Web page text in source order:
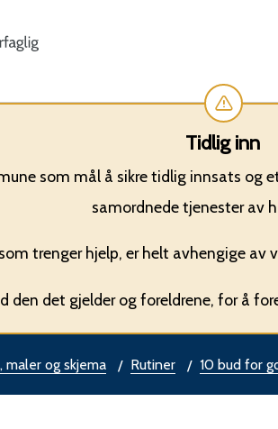
Nærøy
Tidlig inn
som mål å sikre tidlig innsats og
samordnede tjenester av
trenger hjelp, er helt avhengige av
den det gjelder og foreldrene, for å
maler og skjema Rutiner 10 bud for